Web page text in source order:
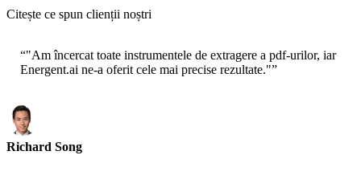
Citește ce spun clienții noștri
“"Am încercat toate instrumentele de extragere a pdf-urilor, iar
Energent.ai ne-a oferit cele mai precise rezultate."”
Richard Song